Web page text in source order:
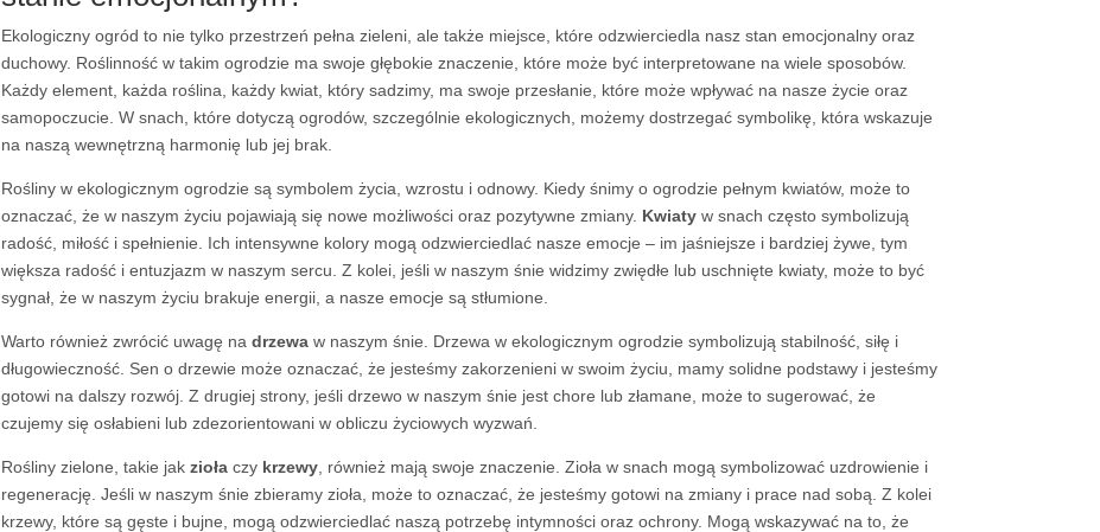
Ekologiczny ogród to nie tylko przestrzeń pełna zieleni, ale także miejsce, które odzwierciedla nasz stan emocjonalny oraz
duchowy. Roślinność w takim ogrodzie ma swoje głębokie znaczenie, które może być interpretowane na wiele sposobów.
Każdy element, każda roślina, każdy kwiat, który sadzimy, ma swoje przesłanie, które może wpływać na nasze życie oraz
samopoczucie. W snach, które dotyczą ogrodów, szczególnie ekologicznych, możemy dostrzegać symbolikę, która wskazuje
na naszą wewnętrzną harmonię lub jej brak.
Rośliny w ekologicznym ogrodzie są symbolem życia, wzrostu i odnowy. Kiedy śnimy o ogrodzie pełnym kwiatów, może to
oznaczać, że w naszym życiu pojawiają się nowe możliwości oraz pozytywne zmiany. Kwiatyw snach często symbolizują
radość, miłość i spełnienie. Ich intensywne kolory mogą odzwierciedlać nasze emocje – im jaśniejsze i bardziej żywe, tym
większa radość i entuzjazm w naszym sercu. Z kolei, jeśli w naszym śnie widzimy zwiędłe lub uschnięte kwiaty, może to być
sygnał, że w naszym życiu brakuje energii, a nasze emocje są stłumione.
Warto również zwrócić uwagę na drzewaw naszym śnie. Drzewa w ekologicznym ogrodzie symbolizują stabilność, siłę i
długowieczność. Sen o drzewie może oznaczać, że jesteśmy zakorzenieni w swoim życiu, mamy solidne podstawy i jesteśmy
gotowi na dalszy rozwój. Z drugiej strony, jeśli drzewo w naszym śnie jest chore lub złamane, może to sugerować, że
czujemy się osłabieni lub zdezorientowani w obliczu życiowych wyzwań.
Rośliny zielone, takie jak ziołaczy krzewy, również mają swoje znaczenie. Zioła w snach mogą symbolizować uzdrowienie i
regenerację. Jeśli w naszym śnie zbieramy zioła, może to oznaczać, że jesteśmy gotowi na zmiany i prace nad sobą. Z kolei
krzewy, które są gęste i bujne, mogą odzwierciedlać naszą potrzebę intymności oraz ochrony. Mogą wskazywać na to, że